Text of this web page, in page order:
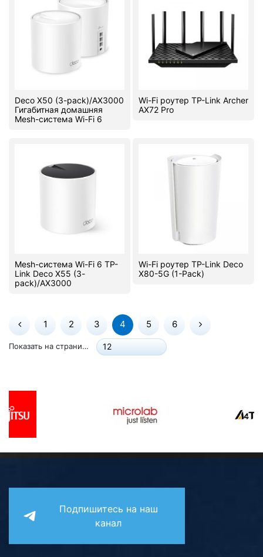
Deco X50 (3-pack)/AX3000
Гигабитная домашняя
Mesh-система Wi-Fi 6
Wi-Fi роутер TP-Link Archer
AX72 Pro
Mesh-система Wi-Fi 6 TP-
Link Deco X55 (3-
pack)/AX3000
Wi-Fi роутер TP-Link Deco
X80-5G (1-Pack)
1 2 3 4 5 6
Показать на странице: 12
Подпишитесь на наш
канал